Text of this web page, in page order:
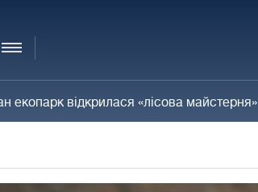
екопарк відкрилася «лісова майстерня»